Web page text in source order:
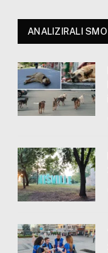
ANALIZIRALI SMO